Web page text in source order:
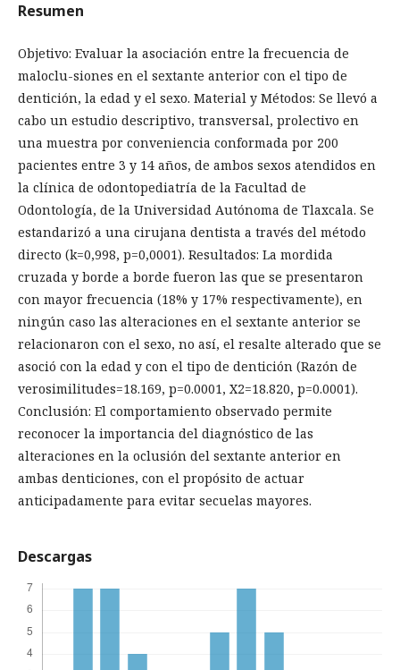
Resumen
Objetivo: Evaluar la asociación entre la frecuencia de
maloclu-siones en el sextante anterior con el tipo de
dentición, la edad y el sexo. Material y Métodos: Se llevó a
cabo un estudio descriptivo, transversal, prolectivo en
una muestra por conveniencia conformada por 200
pacientes entre 3 y 14 años, de ambos sexos atendidos en
la clínica de odontopediatría de la Facultad de
Odontología, de la Universidad Autónoma de Tlaxcala. Se
estandarizó a una cirujana dentista a través del método
directo (k=0,998, p=0,0001). Resultados: La mordida
cruzada y borde a borde fueron las que se presentaron
con mayor frecuencia (18% y 17% respectivamente), en
ningún caso las alteraciones en el sextante anterior se
relacionaron con el sexo, no así, el resalte alterado que se
asoció con la edad y con el tipo de dentición (Razón de
verosimilitudes=18.169, p=0.0001, X2=18.820, p=0.0001).
Conclusión: El comportamiento observado permite
reconocer la importancia del diagnóstico de las
alteraciones en la oclusión del sextante anterior en
ambas denticiones, con el propósito de actuar
anticipadamente para evitar secuelas mayores.
Descargas